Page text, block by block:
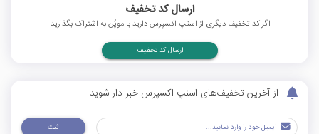
ارسال کد تخفیف
اگر کد تخفیف دیگری از اسنپ اکسپرس دارید با موپُن به اشتراک بگذارید.
ارسال کد تخفیف
از آخرین تخفیف‌های اسنپ اکسپرس خبر دار شوید
ثبت